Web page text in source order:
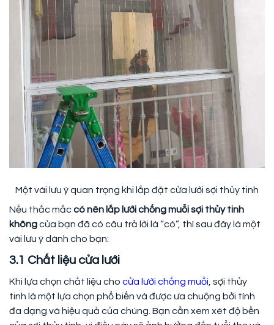
Một vài lưu ý quan trọng khi lắp đặt cửa lưới sợi thủy tinh
Nếu thắc mắccó nên lắp lưới chống muỗi sợi thủy tinh
khôngcủa bạn đã có câu trả lời là “có”, thì sau đây là một
vài lưu ý dành cho bạn:
3.1 Chất liệu cửa lưới
Khi lựa chọn chất liệu cho cửa lưới chống muỗi, sợi thủy
tinh là một lựa chọn phổ biến và được ưa chuộng bởi tính
đa dạng và hiệu quả của chúng. Bạn cần xem xét độ bền